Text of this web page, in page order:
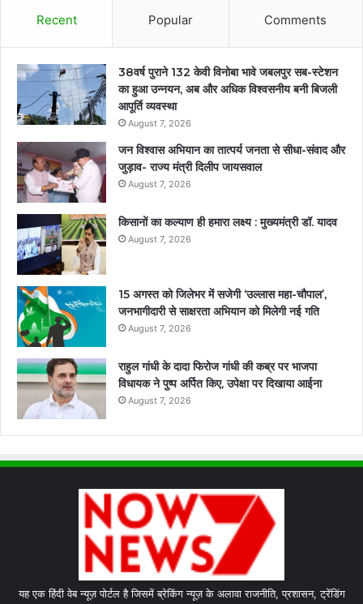
Recent Popular Comments
38वर्ष पुराने 132 केवी विनोबा भावे जबलपुर सब-स्टेशन
का हुआ उन्नयन, अब और अधिक विश्वसनीय बनी बिजली
आपूर्ति व्यवस्था
August 7, 2026
जन विश्वास अभियान का तात्पर्य जनता से सीधा-संवाद और
जुड़ाव- राज्य मंत्री दिलीप जायसवाल
August 7, 2026
किसानों का कल्याण ही हमारा लक्ष्य : मुख्यमंत्री डॉ. यादव
August 7, 2026
15 अगस्त को जिलेभर में सजेगी ‘उल्लास महा-चौपाल’,
जनभागीदारी से साक्षरता अभियान को मिलेगी नई गति
August 7, 2026
राहुल गांधी के दादा फिरोज गांधी की कब्र पर भाजपा
विधायक ने पुष्प अर्पित किए, उपेक्षा पर दिखाया आईना
August 7, 2026
यह एक हिंदी वेब न्यूज़ पोर्टल है जिसमें ब्रेकिंग न्यूज़ के अलावा राजनीति, प्रशासन, ट्रेंडिंग